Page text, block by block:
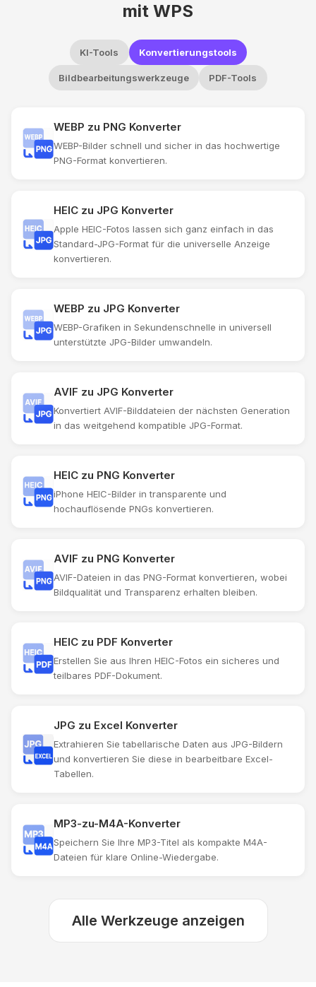
mit WPS
KI-Tools Konvertierungstools
Bildbearbeitungswerkzeuge PDF-Tools
WEBP zu PNG Konverter
WEBP-Bilder schnell und sicher in das hochwertige
PNG-Format konvertieren.
HEIC zu JPG Konverter
Apple HEIC-Fotos lassen sich ganz einfach in das
Standard-JPG-Format für die universelle Anzeige
konvertieren.
WEBP zu JPG Konverter
WEBP-Grafiken in Sekundenschnelle in universell
unterstützte JPG-Bilder umwandeln.
AVIF zu JPG Konverter
Konvertiert AVIF-Bilddateien der nächsten Generation
in das weitgehend kompatible JPG-Format.
HEIC zu PNG Konverter
iPhone HEIC-Bilder in transparente und
hochauflösende PNGs konvertieren.
AVIF zu PNG Konverter
AVIF-Dateien in das PNG-Format konvertieren, wobei
Bildqualität und Transparenz erhalten bleiben.
HEIC zu PDF Konverter
Erstellen Sie aus Ihren HEIC-Fotos ein sicheres und
teilbares PDF-Dokument.
JPG zu Excel Konverter
Extrahieren Sie tabellarische Daten aus JPG-Bildern
und konvertieren Sie diese in bearbeitbare Excel-
Tabellen.
MP3-zu-M4A-Konverter
Speichern Sie Ihre MP3-Titel als kompakte M4A-
Dateien für klare Online-Wiedergabe.
Alle Werkzeuge anzeigen